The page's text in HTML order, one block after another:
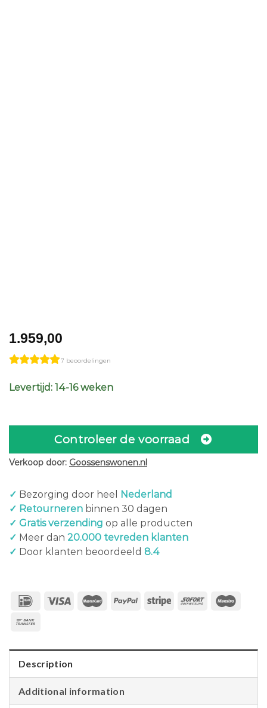
1.959,00
7 beoordelingen
Levertijd: 14-16 weken
Controleer de voorraad
Verkoop door: Goossenswonen.nl
✓ Bezorging door heel
Nederland
✓ Retourneren binnen 30 dagen
✓ Gratis verzending op alle producten
✓ Meer dan 20.000 tevreden klanten
✓ Door klanten beoordeeld 8.4
Description
Additional information